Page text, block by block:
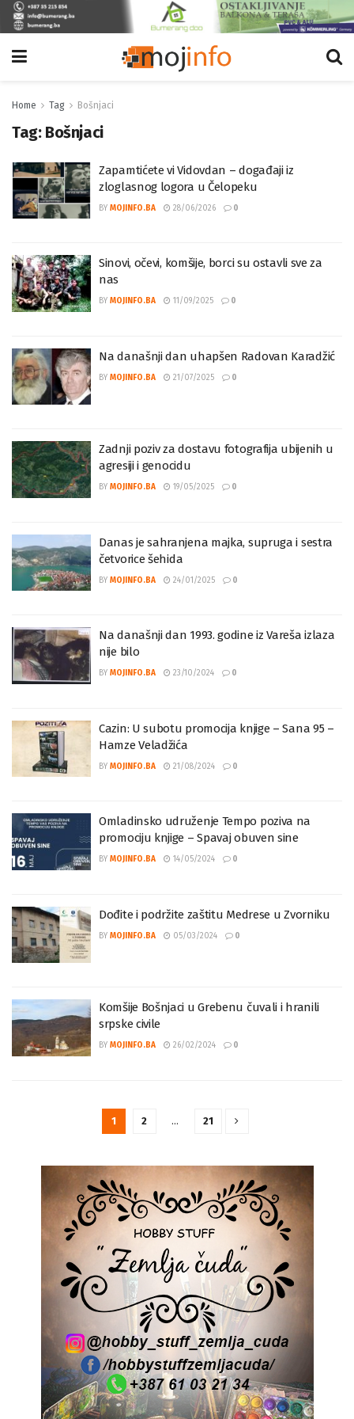
Home Tag Bošnjaci
Tag: Bošnjaci
Zapamtićete vi Vidovdan – događaji iz
zloglasnog logora u Čelopeku
BY MOJINFO.BA 28/06/2026 0
Sinovi, očevi, komšije, borci su ostavli sve za
nas
BY MOJINFO.BA 11/09/2025 0
Na današnji dan uhapšen Radovan Karadžić
BY MOJINFO.BA 21/07/2025 0
Zadnji poziv za dostavu fotografija ubijenih u
agresiji i genocidu
BY MOJINFO.BA 19/05/2025 0
Danas je sahranjena majka, supruga i sestra
četvorice šehida
BY MOJINFO.BA 24/01/2025 0
Na današnji dan 1993. godine iz Vareša izlaza
nije bilo
BY MOJINFO.BA 23/10/2024 0
Cazin: U subotu promocija knjige – Sana 95 –
Hamze Veladžića
BY MOJINFO.BA 21/08/2024 0
Omladinsko udruženje Tempo poziva na
promociju knjige – Spavaj obuven sine
BY MOJINFO.BA 14/05/2024 0
Dođite i podržite zaštitu Medrese u Zvorniku
BY MOJINFO.BA 05/03/2024 0
Komšije Bošnjaci u Grebenu čuvali i hranili
srpske civile
BY MOJINFO.BA 26/02/2024 0
1 2 … 21